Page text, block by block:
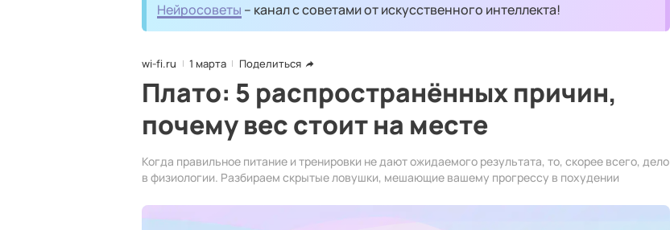
Нейросоветы – канал с советами от искусственного интеллекта!
wi-fi.ru 1 марта Поделиться
Плато: 5 распространённых причин,
почему вес стоит на месте
Когда правильное питание и тренировки не дают ожидаемого результата, то, скорее всего, дело
в физиологии. Разбираем скрытые ловушки, мешающие вашему прогрессу в похудении